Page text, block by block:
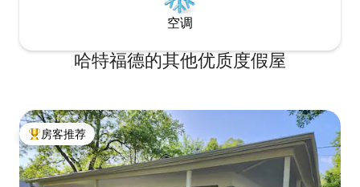
空调
哈特福德的其他优质度假屋
热门「房客推荐」
房客推荐